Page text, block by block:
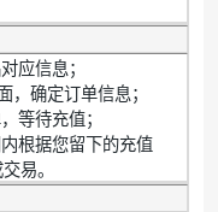
应信息；
，确定订单信息；
等待充值；
根据您留下的充值
易。